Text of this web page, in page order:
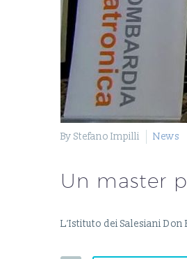
By Stefano Impilli News
Un master
L’Istituto dei Salesiani